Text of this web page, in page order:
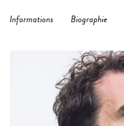
Informations Biographie